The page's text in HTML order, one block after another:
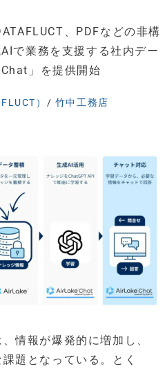
、PDFなどの非構
で業務を支援する社内デー
」を提供開始
） / 竹中工務店
情報が爆発的に増加し、
題となっている。とく